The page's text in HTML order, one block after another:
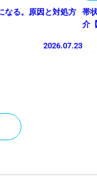
なる。原因と対処方
2026.07.23
帯
介